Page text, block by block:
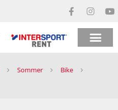
Sommer
Bike